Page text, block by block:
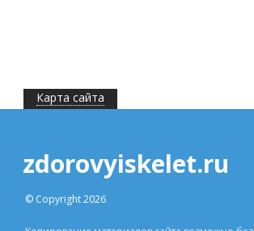
Карта сайта
zdorovyiskelet.ru
© Copyright 2026